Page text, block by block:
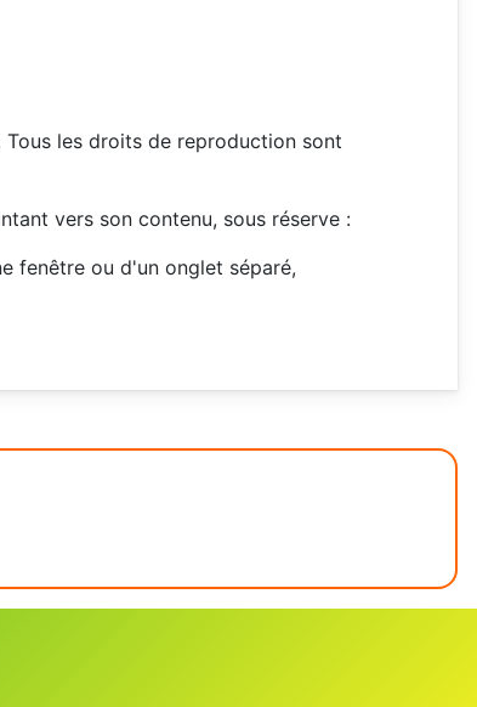
les droits de reproduction sont
vers son contenu, sous réserve :
fenêtre ou d'un onglet séparé,